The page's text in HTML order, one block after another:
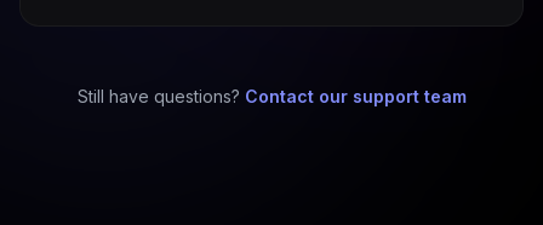
Still have questions? Contact our support team